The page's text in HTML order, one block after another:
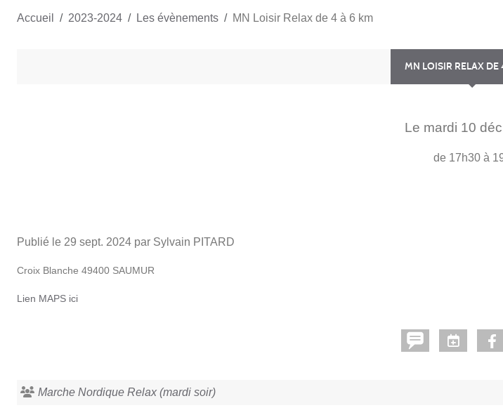
Accueil 2023-2024 Les évènements MN Loisir Relax de 4 à 6 km
MN LOISIR RELAX DE
Le mardi 10
de 17h30 à
Publié le 29 sept. 2024 par Sylvain PITARD
Croix Blanche 49400 SAUMUR
Lien MAPS ici
Marche Nordique Relax (mardi soir)